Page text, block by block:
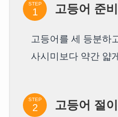
STEP 고등어 준비
고등어를 세 등분하
사시미보다 약간 얇
STEP 고등어 절이